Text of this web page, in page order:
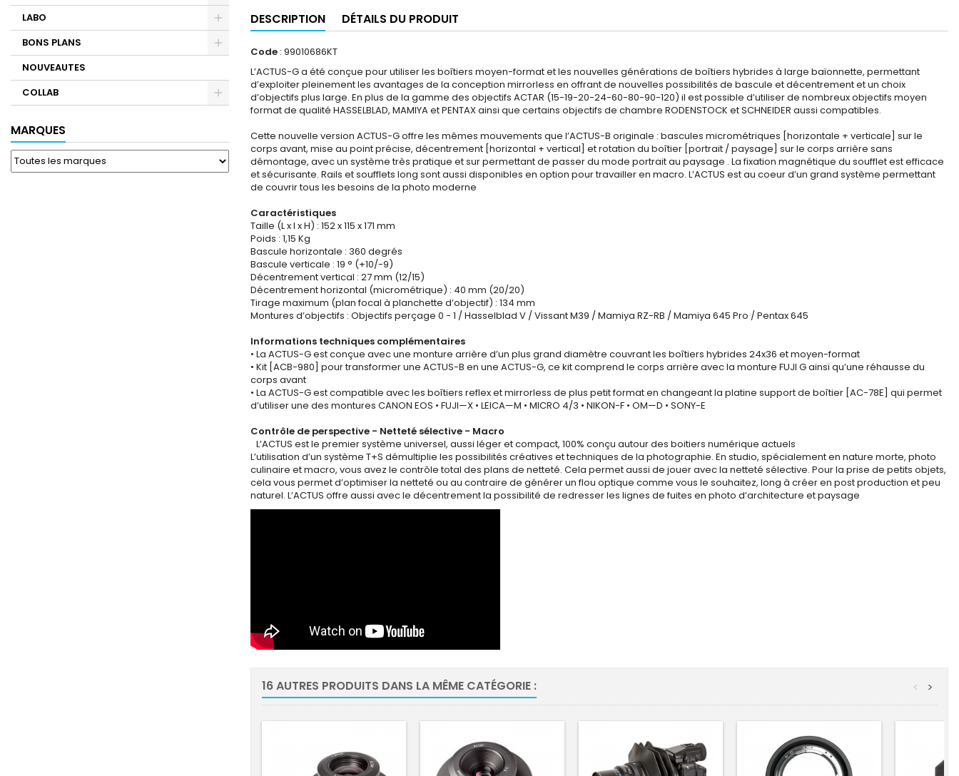
LABO
BONS PLANS
NOUVEAUTES
COLLAB
MARQUES
DESCRIPTION DÉTAILS DU PRODUIT
Code : 99010686KT
L’ACTUS-G a été conçue pour utiliser les boîtiers moyen-format et les nouvelles générations de boîtiers hybrides à large baïonnette, permettant
d’exploiter pleinement les avantages de la conception mirrorless en offrant de nouvelles possibilités de bascule et décentrement et un choix
d’objectifs plus large. En plus de la gamme des objectifs ACTAR (15-19-20-24-60-80-90-120) il est possible d’utiliser de nombreux objectifs moyen
format de qualité HASSELBLAD, MAMIYA et PENTAX ainsi que certains objectifs de chambre RODENSTOCK et SCHNEIDER aussi compatibles.
Cette nouvelle version ACTUS-G offre les mêmes mouvements que l’ACTUS-B originale : bascules micrométriques [horizontale + verticale] sur le
corps avant, mise au point précise, décentrement [horizontal + vertical] et rotation du boîtier [portrait / paysage] sur le corps arrière sans
démontage, avec un système très pratique et sur permettant de passer du mode portrait au paysage . La fixation magnétique du soufflet est efficace
et sécurisante. Rails et soufflets long sont aussi disponibles en option pour travailler en macro. L’ACTUS est au coeur d’un grand système permettant
de couvrir tous les besoins de la photo moderne
Caractéristiques
Taille (L x l x H) : 152 x 115 x 171 mm
Poids : 1,15 Kg
Bascule horizontale : 360 degrés
Bascule verticale : 19 ° (+10/-9)
Décentrement vertical : 27 mm (12/15)
Décentrement horizontal (micrométrique) : 40 mm (20/20)
Tirage maximum (plan focal à planchette d’objectif) : 134 mm
Montures d’objectifs : Objectifs perçage 0 - 1 / Hasselblad V / Vissant M39 / Mamiya RZ-RB / Mamiya 645 Pro / Pentax 645
Informations techniques complémentaires
• La ACTUS-G est conçue avec une monture arrière d’un plus grand diamètre couvrant les boîtiers hybrides 24x36 et moyen-format
• Kit [ACB-980] pour transformer une ACTUS-B en une ACTUS-G, ce kit comprend le corps arrière avec la monture FUJI G ainsi qu’une réhausse du
corps avant
• La ACTUS-G est compatible avec les boîtiers reflex et mirrorless de plus petit format en changeant la platine support de boîtier [AC-78E] qui permet
d’utiliser une des montures CANON EOS • FUJI—X • LEICA—M • MICRO 4/3 • NIKON-F • OM—D • SONY-E
Contrôle de perspective - Netteté sélective - Macro
L’ACTUS est le premier système universel, aussi léger et compact, 100% conçu autour des boitiers numérique actuels
L’utilisation d’un système T+S démultiplie les possibilités créatives et techniques de la photographie. En studio, spécialement en nature morte, photo
culinaire et macro, vous avez le contrôle total des plans de netteté. Cela permet aussi de jouer avec la netteté sélective. Pour la prise de petits objets,
cela vous permet d’optimiser la netteté ou au contraire de générer un flou optique comme vous le souhaitez, long à créer en post production et peu
naturel. L’ACTUS offre aussi avec le décentrement la possibilité de redresser les lignes de fuites en photo d’architecture et paysage
16 AUTRES PRODUITS DANS LA MÊME CATÉGORIE : >
<